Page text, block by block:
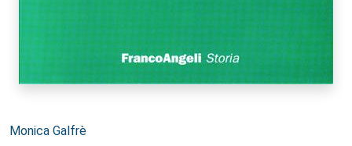
Autori:
Monica Galfrè